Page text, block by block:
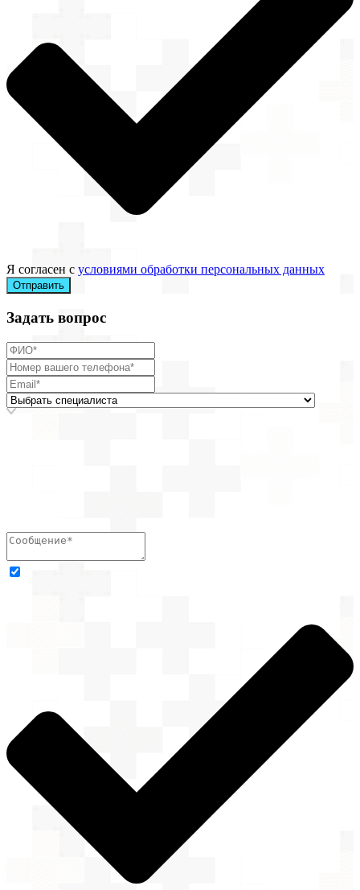
Я согласен с условиями обработки персональных данных
Отправить
Задать вопрос